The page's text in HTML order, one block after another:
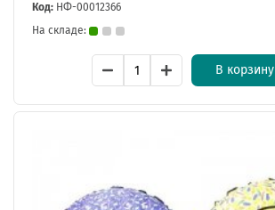
Код: НФ-00012366
На складе:
В корзину